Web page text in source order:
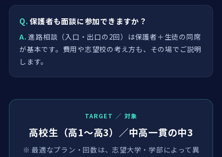
Q.保護者も面談に参加できますか？
A. 進路相談（入口・出口の2回）は保護者＋生徒の同席
が基本です。費用や志望校の考え方も、その場でご説明
します。
TARGET ／ 対象
高校生（高1〜高3）／中高一貫の中3
※ 最適なプラン・回数は、志望大学・学部によって異